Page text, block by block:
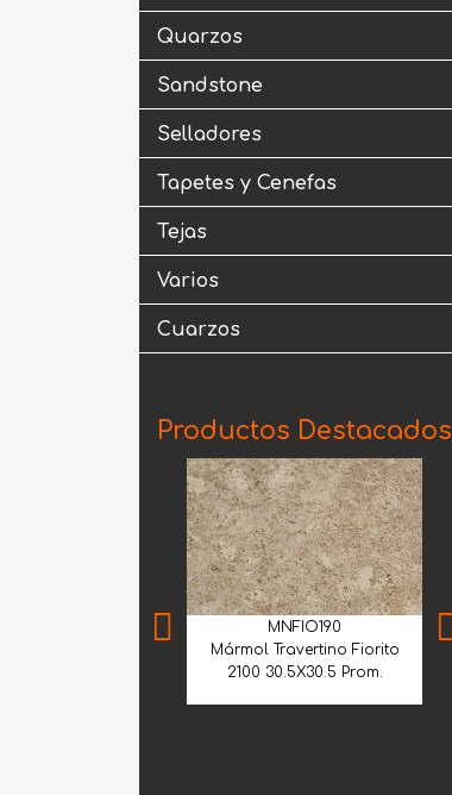
Quarzos
Sandstone
Selladores
Tapetes y Cenefas
Tejas
Varios
Cuarzos
Productos Destacados
MNFIO190
Mármol Travertino Fiorito
2100 30.5X30.5 Prom.